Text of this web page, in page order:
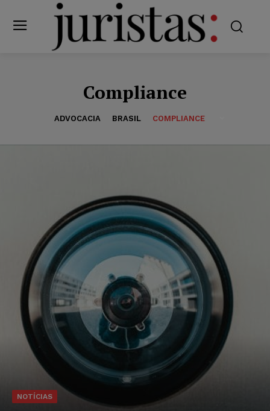
Compliance
ADVOCACIA BRASIL COMPLIANCE
NOTÍCIAS